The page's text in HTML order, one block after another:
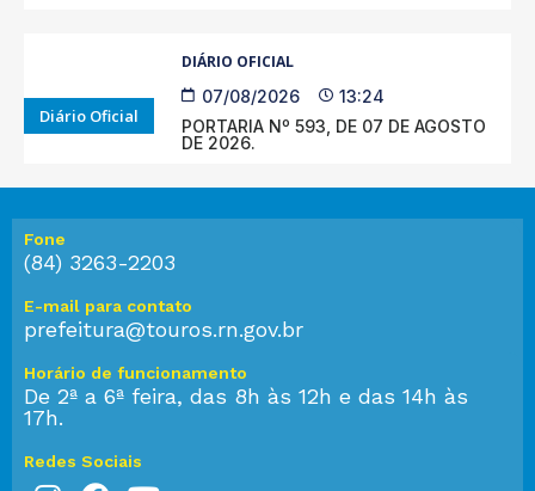
Diário Oficial
DIÁRIO OFICIAL
07/08/2026
13:24
PORTARIA Nº 593, DE 07 DE AGOSTO
DE 2026.
Fone
(84) 3263-2203
E-mail para contato
prefeitura@touros.rn.gov.br
Horário de funcionamento
De 2ª a 6ª feira, das 8h às 12h e das 14h às
17h.
Redes Sociais